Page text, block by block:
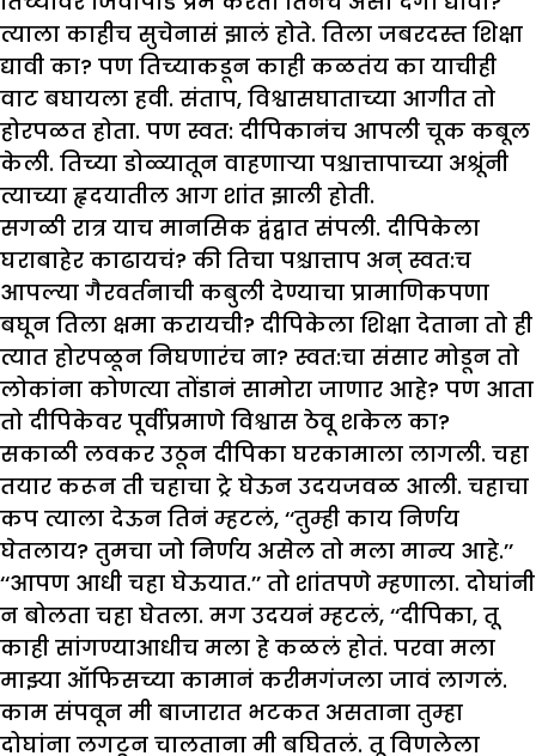
त्याला काहीच सुचेनासं झालं होते. तिला जबरदस्त शिक्षा
द्यावी का? पण तिच्याकडून काही कळतंय का याचीही
वाट बघायला हवी. संताप, विश्वासघाताच्या आगीत तो
होरपळत होता. पण स्वत: दीपिकानंच आपली चूक कबूल
केली. तिच्या डोळ्यातून वाहणाऱ्या पश्चात्तापाच्या अश्रूंनी
त्याच्या हृदयातील आग शांत झाली होती.
सगळी रात्र याच मानसिक द्वंद्वात संपली. दीपिकेला
घराबाहेर काढायचं? की तिचा पश्चात्ताप अन् स्वत:च
आपल्या गैरवर्तनाची कबुली देण्याचा प्रामाणिकपणा
बघून तिला क्षमा करायची? दीपिकेला शिक्षा देताना तो ही
त्यात होरपळून निघणारंच ना? स्वत:चा संसार मोडून तो
लोकांना कोणत्या तोंडानं सामोरा जाणार आहे? पण आता
तो दीपिकेवर पूर्वीप्रमाणे विश्वास ठेवू शकेल का?
सकाळी लवकर उठून दीपिका घरकामाला लागली. चहा
तयार करून ती चहाचा ट्रे घेऊन उदयजवळ आली. चहाचा
कप त्याला देऊन तिनं म्हटलं, ‘‘तुम्ही काय निर्णय
घेतलाय? तुमचा जो निर्णय असेल तो मला मान्य आहे.’’
‘‘आपण आधी चहा घेऊयात.’’ तो शांतपणे म्हणाला. दोघांनी
न बोलता चहा घेतला. मग उदयनं म्हटलं, ‘‘दीपिका, तू
काही सांगण्याआधीच मला हे कळलं होतं. परवा मला
माझ्या ऑफिसच्या कामानं करीमगंजला जावं लागलं.
काम संपवून मी बाजारात भटकत असताना तुम्हा
दोघांना लगटून चालताना मी बघितलं. तू विणलेला